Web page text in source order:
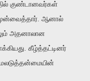
குண்டானவர்கள்
ஆனால்
அதனாலான
கீழ்த்தட்டினர்